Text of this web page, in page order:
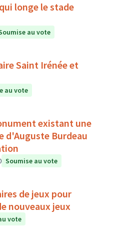
longe le stade
au vote
Saint Irénée et
au vote
existant une
d'Auguste Burdeau
Soumise au vote
de jeux pour
nouveaux jeux
vote